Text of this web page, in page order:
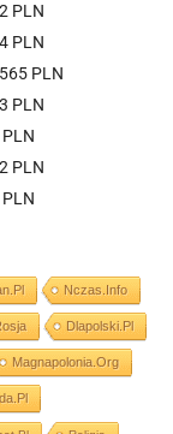
PLN
PLN
PLN
PLN
PLN
Nczas.info
Dlapolski.pl
Magnapolonia.org